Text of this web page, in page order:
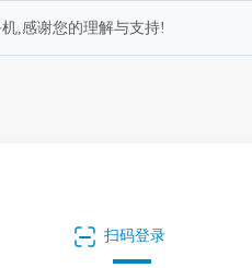
,感谢您的理解与支持!
扫码登录